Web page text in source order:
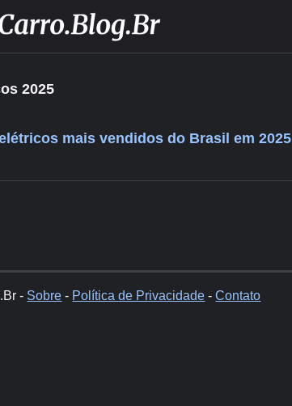
2025
mais vendidos do Brasil em 2025
- Sobre - Política de Privacidade -Contato